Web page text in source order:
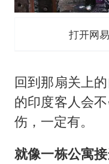
打开网
回到那扇关上
的印度客人会
伤，一定有。
就像一栋公寓